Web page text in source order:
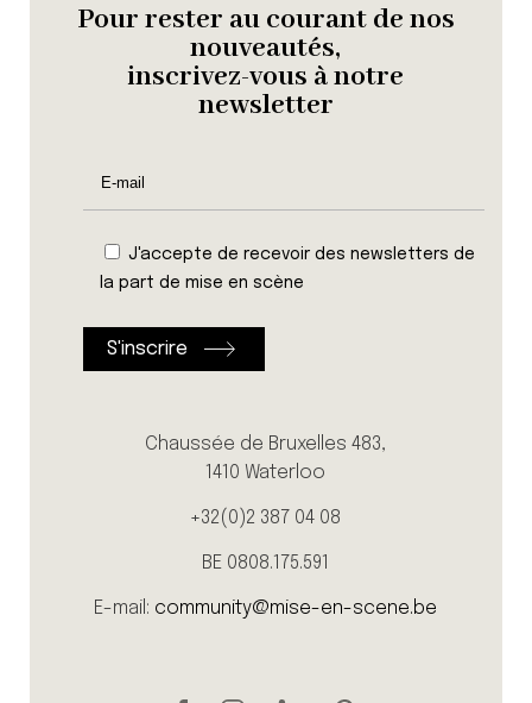
Pour rester au courant de nos
nouveautés,
inscrivez-vous à notre
newsletter
J'accepte de recevoir des newsletters de
la part de mise en scène
Chaussée de Bruxelles 483,
1410 Waterloo
+32(0)2 387 04 08
BE 0808.175.591
E-mail: community@mise-en-scene.be